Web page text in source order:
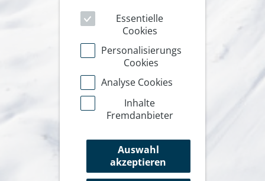
Essentielle
Cookies
Personalisierungs
Cookies
Analyse Cookies
Inhalte
Fremdanbieter
Auswahl
akzeptieren